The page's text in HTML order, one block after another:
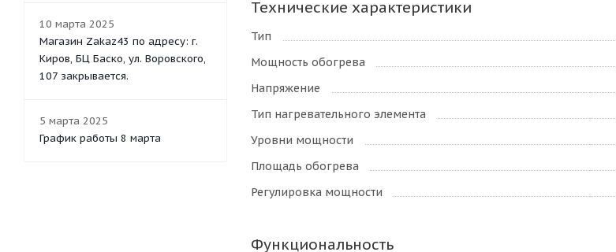
Технические характеристики
Тип
Мощность обогрева
Напряжение
Тип нагревательного элемента
Уровни мощности
Площадь обогрева
Регулировка мощности
Функциональность
10 марта 2025
Магазин Zakaz43 по адресу: г.
Киров, БЦ Баско, ул. Воровского,
107 закрывается.
5 марта 2025
График работы 8 марта